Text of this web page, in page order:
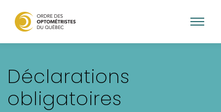
contenu
Déclarations
obligatoires